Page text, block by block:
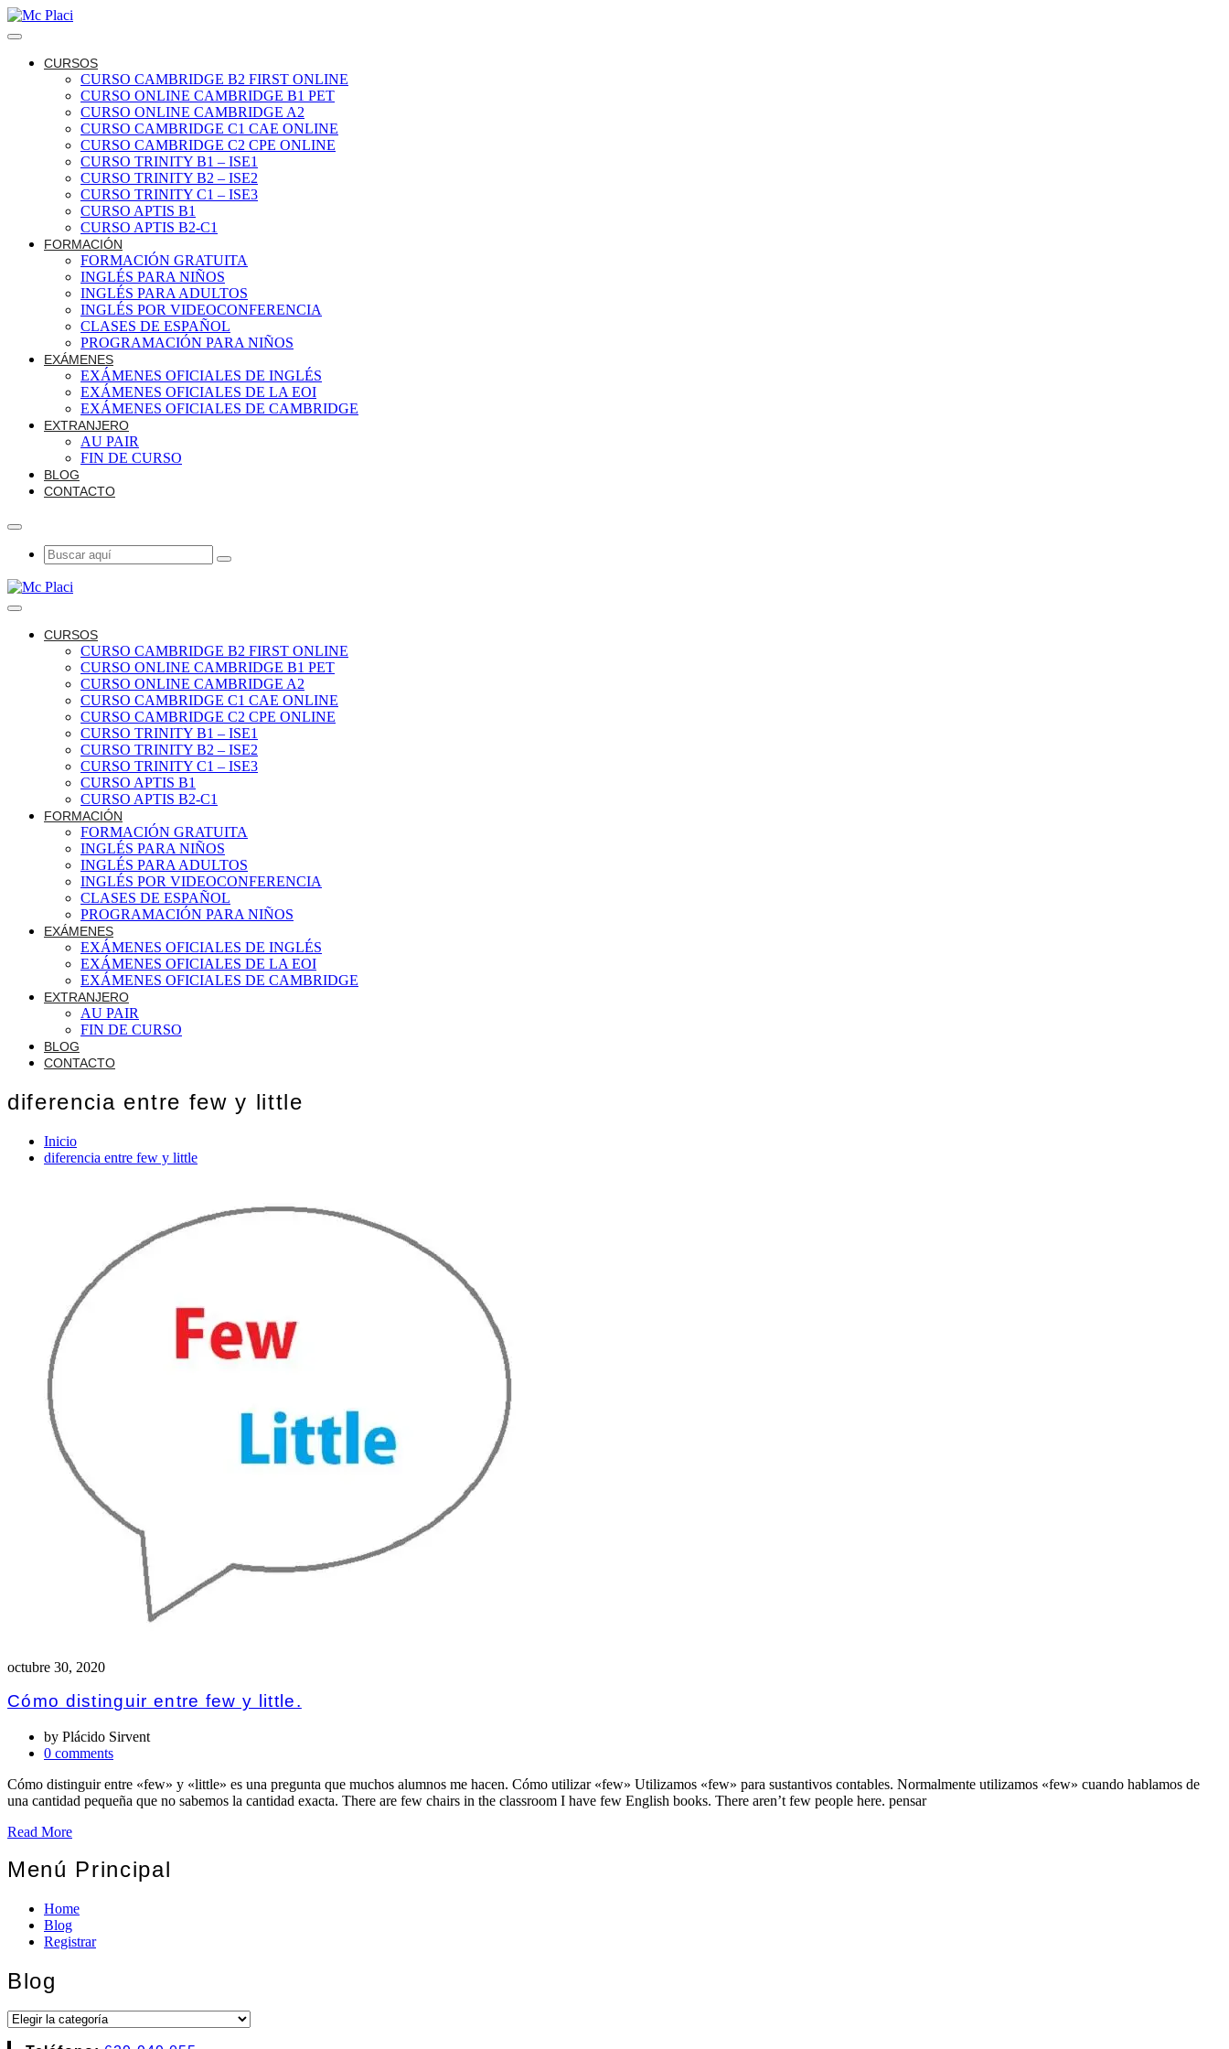
CURSOS
CURSO CAMBRIDGE B2 FIRST ONLINE
CURSO ONLINE CAMBRIDGE B1 PET
CURSO ONLINE CAMBRIDGE A2
CURSO CAMBRIDGE C1 CAE ONLINE
CURSO CAMBRIDGE C2 CPE ONLINE
CURSO TRINITY B1 – ISE1
CURSO TRINITY B2 – ISE2
CURSO TRINITY C1 – ISE3
CURSO APTIS B1
CURSO APTIS B2-C1
FORMACIÓN
FORMACIÓN GRATUITA
INGLÉS PARA NIÑOS
INGLÉS PARA ADULTOS
INGLÉS POR VIDEOCONFERENCIA
CLASES DE ESPAÑOL
PROGRAMACIÓN PARA NIÑOS
EXÁMENES
EXÁMENES OFICIALES DE INGLÉS
EXÁMENES OFICIALES DE LA EOI
EXÁMENES OFICIALES DE CAMBRIDGE
EXTRANJERO
AU PAIR
FIN DE CURSO
BLOG
CONTACTO
CURSOS
CURSO CAMBRIDGE B2 FIRST ONLINE
CURSO ONLINE CAMBRIDGE B1 PET
CURSO ONLINE CAMBRIDGE A2
CURSO CAMBRIDGE C1 CAE ONLINE
CURSO CAMBRIDGE C2 CPE ONLINE
CURSO TRINITY B1 – ISE1
CURSO TRINITY B2 – ISE2
CURSO TRINITY C1 – ISE3
CURSO APTIS B1
CURSO APTIS B2-C1
FORMACIÓN
FORMACIÓN GRATUITA
INGLÉS PARA NIÑOS
INGLÉS PARA ADULTOS
INGLÉS POR VIDEOCONFERENCIA
CLASES DE ESPAÑOL
PROGRAMACIÓN PARA NIÑOS
EXÁMENES
EXÁMENES OFICIALES DE INGLÉS
EXÁMENES OFICIALES DE LA EOI
EXÁMENES OFICIALES DE CAMBRIDGE
EXTRANJERO
AU PAIR
FIN DE CURSO
BLOG
CONTACTO
diferencia entre few y little
Inicio
diferencia entre few y little
octubre 30, 2020
Cómo distinguir entre few y little.
by Plácido Sirvent
0 comments
Cómo distinguir entre «few» y «little» es una pregunta que muchos alumnos me hacen. Cómo utilizar «few» Utilizamos «few» para sustantivos contables. Normalmente utilizamos «few» cuando hablamos de
una cantidad pequeña que no sabemos la cantidad exacta. There are few chairs in the classroom I have few English books. There aren’t few people here. pensar
Read More
Menú Principal
Home
Blog
Registrar
Blog
Blog